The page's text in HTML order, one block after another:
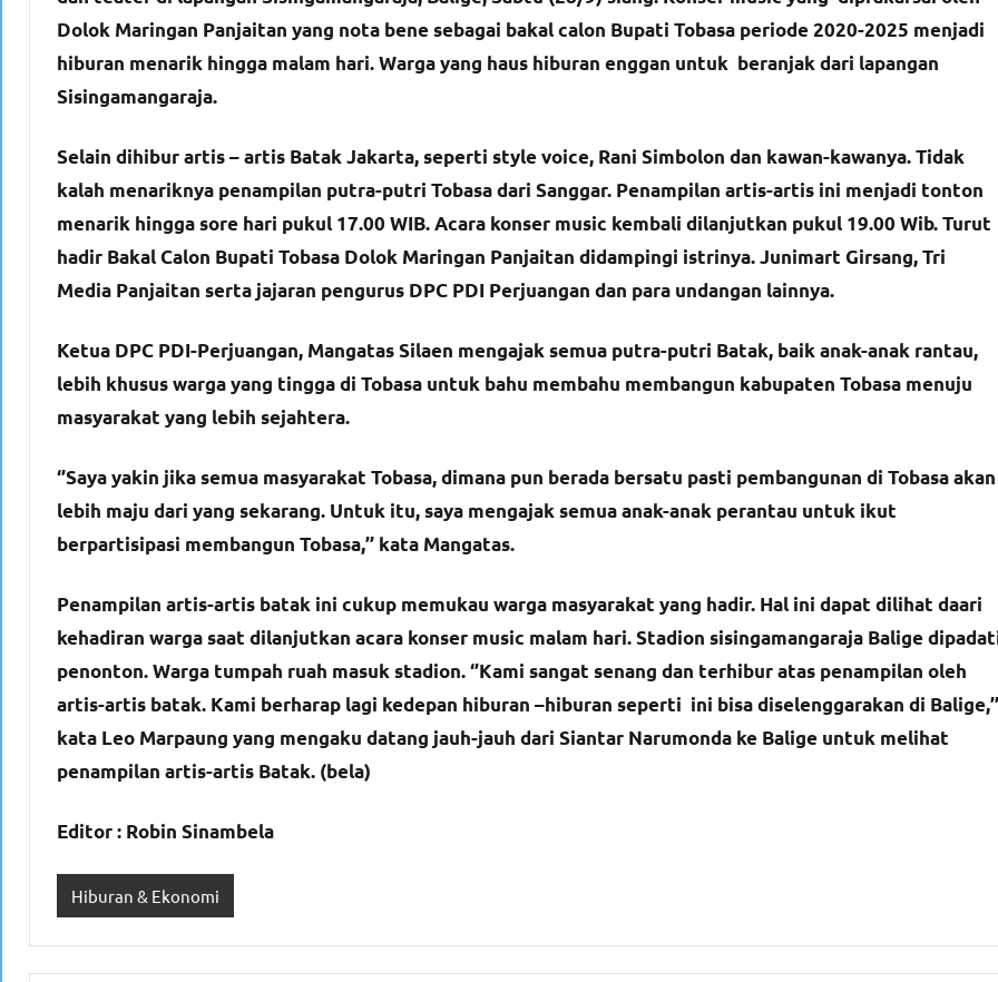
Dolok Maringan Panjaitan yang nota bene sebagai bakal calon Bupati Tobasa periode 2020-2025 menjadi
hiburan menarik hingga malam hari. Warga yang haus hiburan enggan untuk beranjak dari lapangan
Sisingamangaraja.
Selain dihibur artis – artis Batak Jakarta, seperti style voice, Rani Simbolon dan kawan-kawanya. Tidak
kalah menariknya penampilan putra-putri Tobasa dari Sanggar. Penampilan artis-artis ini menjadi tonton
menarik hingga sore hari pukul 17.00 WIB. Acara konser music kembali dilanjutkan pukul 19.00 Wib. Turut
hadir Bakal Calon Bupati Tobasa Dolok Maringan Panjaitan didampingi istrinya. Junimart Girsang, Tri
Media Panjaitan serta jajaran pengurus DPC PDI Perjuangan dan para undangan lainnya.
Ketua DPC PDI-Perjuangan, Mangatas Silaen mengajak semua putra-putri Batak, baik anak-anak rantau,
lebih khusus warga yang tingga di Tobasa untuk bahu membahu membangun kabupaten Tobasa menuju
masyarakat yang lebih sejahtera.
‘’Saya yakin jika semua masyarakat Tobasa, dimana pun berada bersatu pasti pembangunan di Tobasa akan
lebih maju dari yang sekarang. Untuk itu, saya mengajak semua anak-anak perantau untuk ikut
berpartisipasi membangun Tobasa,’’ kata Mangatas.
Penampilan artis-artis batak ini cukup memukau warga masyarakat yang hadir. Hal ini dapat dilihat daari
kehadiran warga saat dilanjutkan acara konser music malam hari. Stadion sisingamangaraja Balige
penonton. Warga tumpah ruah masuk stadion. ‘’Kami sangat senang dan terhibur atas penampilan oleh
artis-artis batak. Kami berharap lagi kedepan hiburan –hiburan seperti ini bisa diselenggarakan di Balige,’’
kata Leo Marpaung yang mengaku datang jauh-jauh dari Siantar Narumonda ke Balige untuk melihat
penampilan artis-artis Batak. (bela)
Editor : Robin Sinambela
Hiburan & Ekonomi